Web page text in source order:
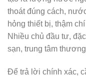
thoát đúng cách,
hỏng thiết bị, thậm
Nhiều chủ đầu tư,
sạn, trung tâm
Để trả lời chính xác,